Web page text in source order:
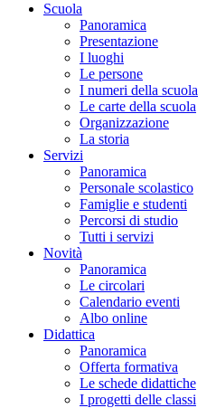
Scuola
Panoramica
Presentazione
I luoghi
Le persone
I numeri della scuola
Le carte della scuola
Organizzazione
La storia
Servizi
Panoramica
Personale scolastico
Famiglie e studenti
Percorsi di studio
Tutti i servizi
Novità
Panoramica
Le circolari
Calendario eventi
Albo online
Didattica
Panoramica
Offerta formativa
Le schede didattiche
I progetti delle classi